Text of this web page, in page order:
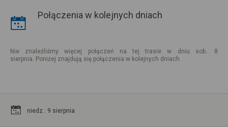
Połączenia w kolejnych dniach
Nie znaleźliśmy więcej połączeń na tej trasie w dniu sob.. 8
sierpnia. Poniżej znajdują się połączenia w kolejnych dniach
niedz.. 9 sierpnia